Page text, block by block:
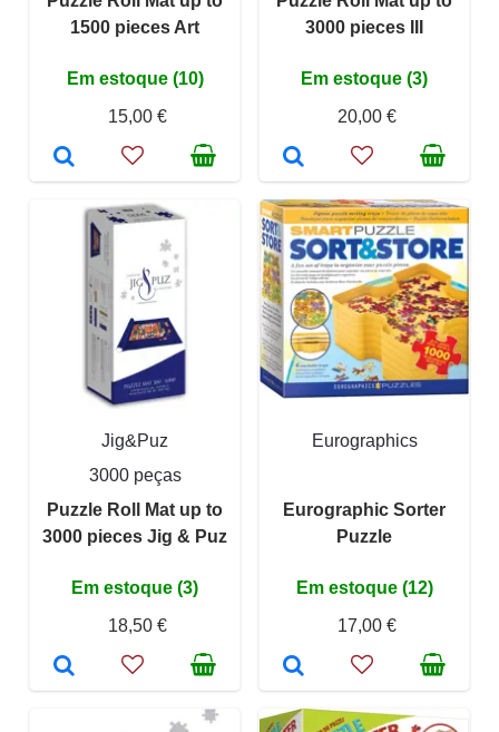
1500 pieces Art
Em estoque (10)
15,00 €
3000 pieces III
Em estoque (3)
20,00 €
Jig&Puz
3000 peças
Puzzle Roll Mat up to
3000 pieces Jig & Puz
Em estoque (3)
18,50 €
Eurographics
Eurographic Sorter
Puzzle
Em estoque (12)
17,00 €